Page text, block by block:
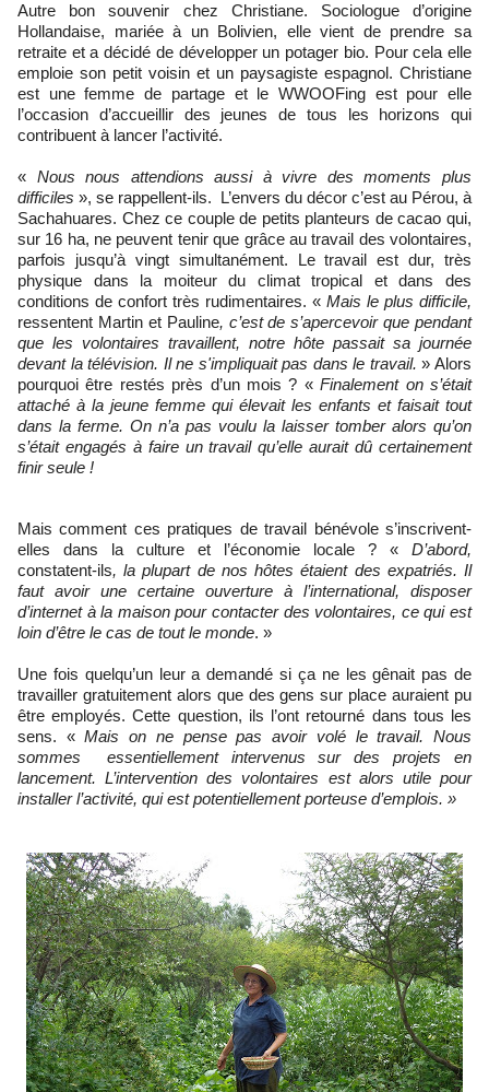
Autre bon souvenir chez Christiane. Sociologue d’origine
Hollandaise, mariée à un Bolivien, elle vient de prendre sa
retraite et a décidé de développer un potager bio. Pour cela elle
emploie son petit voisin et un paysagiste espagnol. Christiane
est une femme de partage et le WWOOFing est pour elle
l’occasion d’accueillir des jeunes de tous les horizons qui
contribuent à lancer l’activité.
« Nous nous attendions aussi à vivre des moments plus
difficiles », se rappellent-ils. L’envers du décor c’est au Pérou, à
Sachahuares. Chez ce couple de petits planteurs de cacao qui,
sur 16 ha, ne peuvent tenir que grâce au travail des volontaires,
parfois jusqu’à vingt simultanément. Le travail est dur, très
physique dans la moiteur du climat tropical et dans des
conditions de confort très rudimentaires. « Mais le plus difficile,
ressentent Martin et Pauline, c’est de s’apercevoir que pendant
que les volontaires travaillent, notre hôte passait sa journée
devant la télévision. Il ne s'impliquait pas dans le travail.» Alors
pourquoi être restés près d’un mois ? «Finalement on s’était
attaché à la jeune femme qui élevait les enfants et faisait tout
dans la ferme. On n’a pas voulu la laisser tomber alors qu’on
s’était engagés à faire un travail qu’elle aurait dû certainement
finir seule !
Mais comment ces pratiques de travail bénévole s’inscrivent-
elles dans la culture et l’économie locale ? « D’abord,
constatent-ils, la plupart de nos hôtes étaient des expatriés. Il
faut avoir une certaine ouverture à l’international, disposer
d’internet à la maison pour contacter des volontaires, ce qui est
loin d’être le cas de tout le monde. »
Une fois quelqu’un leur a demandé si ça ne les gênait pas de
travailler gratuitement alors que des gens sur place auraient pu
être employés. Cette question, ils l’ont retourné dans tous les
sens. «Mais on ne pense pas avoir volé le travail. Nous
sommes essentiellement intervenus sur des projets en
lancement. L’intervention des volontaires est alors utile pour
installer l’activité, qui est potentiellement porteuse d’emplois. »